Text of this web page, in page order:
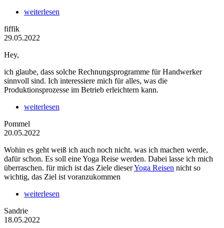
weiterlesen
fiffik
29.05.2022
Hey,
ich glaube, dass solche Rechnungsprogramme für Handwerker
sinnvoll sind. Ich interessiere mich für alles, was die
Produktionsprozesse im Betrieb erleichtern kann.
weiterlesen
Pommel
20.05.2022
Wohin es geht weiß ich auch noch nicht. was ich machen werde,
dafür schon. Es soll eine Yoga Reise werden. Dabei lasse ich mich
überraschen. für mich ist das Ziele dieserYoga Reisen nicht so
wichtig, das Ziel ist voranzukommen
weiterlesen
Sandrie
18.05.2022